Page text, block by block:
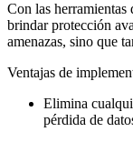
Con las herramientas
brindar protección
amenazas, sino que
Ventajas de
Elimina
pérdida de